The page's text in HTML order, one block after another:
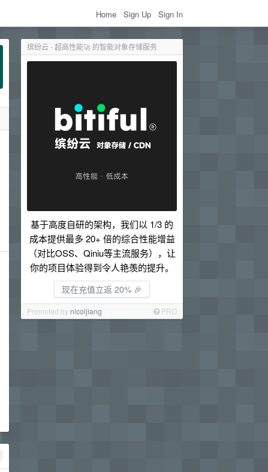
Home Sign Up Sign In
缤纷云 - 超高性能🚀 的智能对象存储服务
基于高度自研的架构，我们以 1/3 的
成本提供最多 20+ 倍的综合性能增益
（对比OSS、Qiniu等主流服务），让
你的项目体验得到令人艳羡的提升。
现在充值立返 20% 🎉
Promoted by nicoljiang PRO